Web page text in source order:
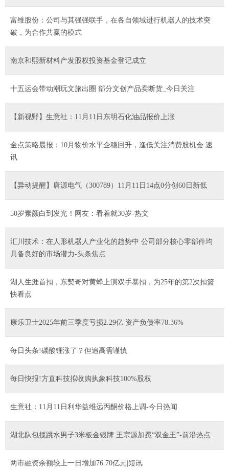
富维股份：公司与其强强联手，在各自领域进行机器人的技术突
破，为合作共赢的模式
南京和熙新材料产发股权投资基金登记成立
十五运会带动潮玩文旅出圈 部分文创产品卖断货_今日关注
【新视野】生意社：11月11日东明石化油品报价上涨
金点策略晨报：10月物价水平企稳回升，逢低关注消费股机会 速
讯
【异动提醒】唐源电气（300789）11月11日14点0分创60日新低
50岁素颜白到发光！网友：看着就30岁-热文
汇川技术：在人形机器人产业化的趋势中 公司部分核心零部件均
具备良好的市场潜力-头条焦点
湖人生涯首扣，东契奇对黄蜂上演双手暴扣，为25年的第2次扣篮
快看点
康乐卫士2025年前三季度亏损2.29亿 资产负债率78.36%
每日头条!碳酸锂涨了？但追高需谨慎
每日快报!方直科技拟收购执象科技100%股权
生意社：11月11日利华益维远丙酮价格上调-今日热闻
湖北队包揽跳水男子3米板金银牌 王宗源加冕“双金王”-前沿热点
两市融资余额较上一日增加76.70亿元|短讯